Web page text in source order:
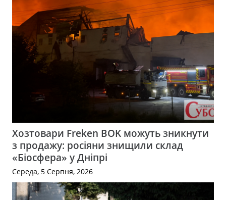
Хозтовари Freken BOK можуть зникнути
з продажу: росіяни знищили склад
«Біосфера» у Дніпрі
Середа, 5 Серпня, 2026